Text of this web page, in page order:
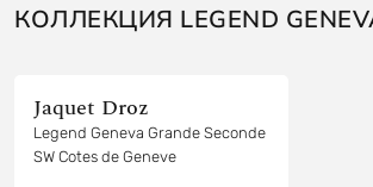
КОЛЛЕКЦИЯ LEGEND
Jaquet Droz
Legend Geneva Grande Seconde
SW Cotes de Geneve